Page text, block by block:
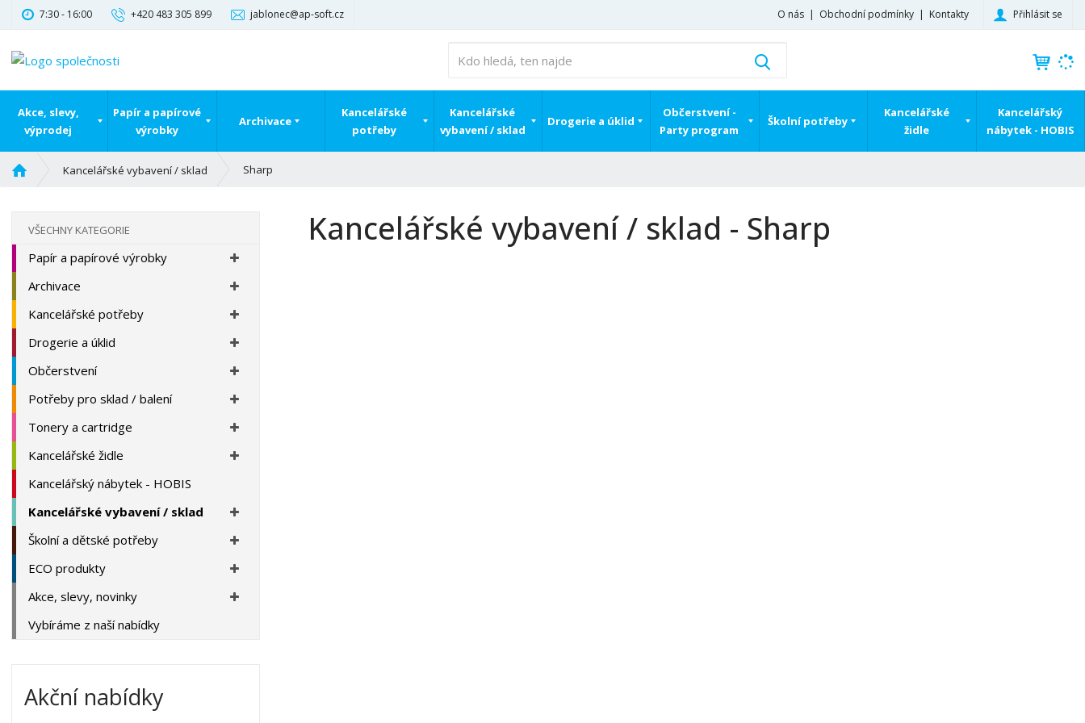
7:30 - 16:00 +420 483 305 899 jablonec@ap-soft.cz O nás Obchodní podmínky Kontakty Přihlásit se
l
d
e
Akce, slevy,
výprodej
Papír a papírové
výrobky
Archivace
Kancelářské
potřeby
Kancelářské
vybavení / sklad
Drogerie a úklid
Občerstvení -
Party program
Školní potřeby
Kancelářské
židle
Kancelářský
nábytek - HOBIS
í
t
r
n
Kancelářské vybavení / sklad Sharp
Kancelářské vybavení / sklad - Sharp
VŠECHNY KATEGORIE
Papír a papírové výrobky
Archivace
Kancelářské potřeby
Drogerie a úklid
Občerstvení
Potřeby pro sklad / balení
Tonery a cartridge
Kancelářské židle
Kancelářský nábytek - HOBIS
Kancelářské vybavení / sklad
Školní a dětské potřeby
ECO produkty
Akce, slevy, novinky
Vybíráme z naší nabídky
Akční nabídky